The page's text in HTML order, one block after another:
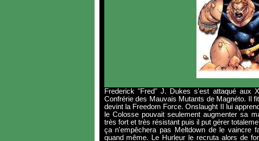
Frederick "Fred" J. Dukes s'est attaqué aux
Confrérie des Mauvais Mutants de Magnéto. Il
devint la Freedom Force. Onslaught II lui
le Colosse pouvait seulement augmenter sa
très fort et très résistant puis il put gérer
ça n'empêchera pas Meltdown de le vaincre
quand même. Le Hurleur le recruta alors de